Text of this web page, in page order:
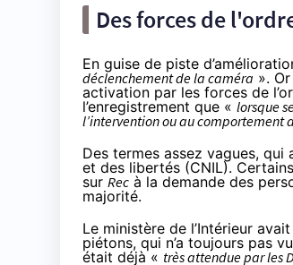
Des forces de
En guise de piste
déclenchement de la caméra ».
activation par les forces de
l’enregistrement que « lorsque
l’intervention ou au comportement
Des termes assez vagues,
et des libertés (CNIL).
sur Rec à la demande des
majorité.
Le ministère de l’Intérieur
piétons, qui n’a toujours pas
était déjà « très attendue par les